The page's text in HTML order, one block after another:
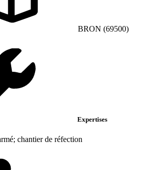
BRON (69500)
Expertises
chantier de réfection